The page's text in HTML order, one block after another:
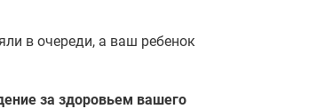
в очереди, а ваш ребенок
за здоровьем вашего